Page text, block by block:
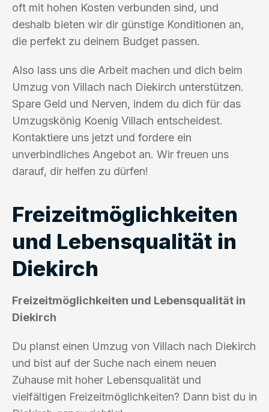
oft mit hohen Kosten verbunden sind, und
deshalb bieten wir dir günstige Konditionen an,
die perfekt zu deinem Budget passen.
Also lass uns die Arbeit machen und dich beim
Umzug von Villach nach Diekirch unterstützen.
Spare Geld und Nerven, indem du dich für das
Umzugskönig Koenig Villach entscheidest.
Kontaktiere uns jetzt und fordere ein
unverbindliches Angebot an. Wir freuen uns
darauf, dir helfen zu dürfen!
Freizeitmöglichkeiten
und Lebensqualität in
Diekirch
Freizeitmöglichkeiten und Lebensqualität in
Diekirch
Du planst einen Umzug von Villach nach Diekirch
und bist auf der Suche nach einem neuen
Zuhause mit hoher Lebensqualität und
vielfältigen Freizeitmöglichkeiten? Dann bist du in